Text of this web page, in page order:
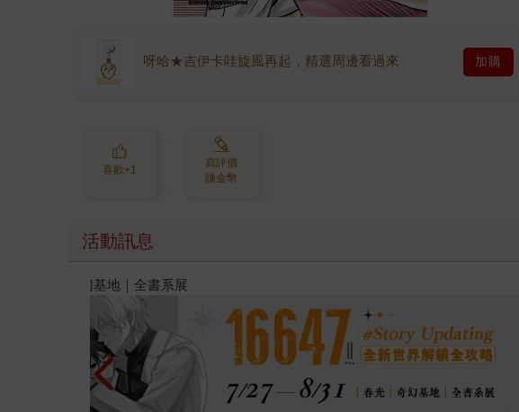
呀哈★吉伊卡哇旋風再起，精選周邊看過來 加購
喜歡+1
寫評價
賺金幣
活動訊息
金石堂2026海外優惠：電子書